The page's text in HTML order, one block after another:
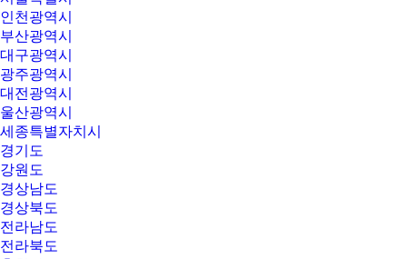
인천광역시
부산광역시
대구광역시
광주광역시
대전광역시
울산광역시
세종특별자치시
경기도
강원도
경상남도
경상북도
전라남도
전라북도